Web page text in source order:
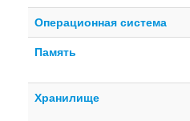
Операционная система
Память
Хранилище